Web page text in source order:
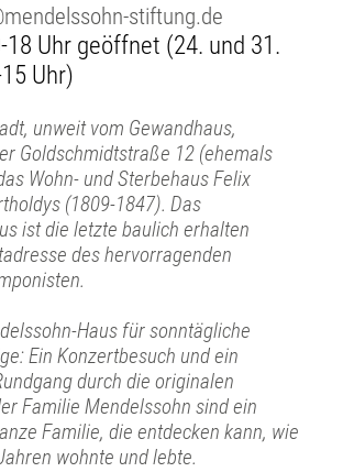
stiftung.de
Uhr geöffnet (24. und 31.
Uhr)
unweit vom Gewandhaus,
Goldschmidtstraße 12 (ehemals
Wohn- und Sterbehaus Felix
(1809-1847). Das
ist die letzte baulich erhalten
des hervorragenden
Haus für sonntägliche
Ein Konzertbesuch und ein
durch die originalen
Familie Mendelssohn sind ein
Familie, die entdecken kann, wie
wohnte und lebte.